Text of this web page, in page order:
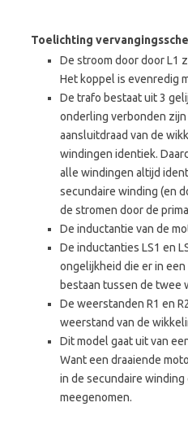
Toelichting
De stroom door door L1
Het koppel is evenredig
De trafo bestaat uit 3
onderling verbonden
aansluitdraad van de
windingen identiek.
alle windingen altijd
secundaire winding (en
de stromen door de
De inductantie van de
De inductanties LS1 en
ongelijkheid die er in
bestaan tussen de twee
De weerstanden R1 en
weerstand van de
Dit model gaat uit van
Want een draaiende
in de secundaire
meegenomen.